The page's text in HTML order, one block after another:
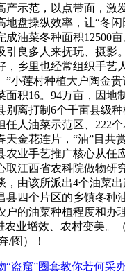
产示范，以点带面，激
盘操纵效率，让“冬闲
成油菜冬种面积12500
引良多人来抚玩、摄影
，乡里也经常组织手艺
”小莲村种植大户陶金
面积16。94万亩，因地
别离打制6个千亩县级
任人油菜示范区、222
天金花连片，“油”目共
农业手艺推广核心从任
取江西省农科院做物研
，由该所派出4个油菜出
县四个片区的乡镇冬种
户的油菜种植程度和办
农业增效、农村变美。
/图）！
“盗窟”圈套教你若何采